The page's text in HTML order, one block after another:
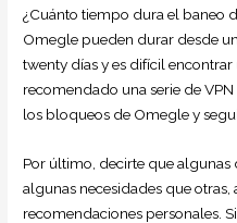
¿Cuánto tiempo dura el baneo
Omegle pueden durar desde
twenty días y es difícil
recomendado una serie de
los bloqueos de Omegle y
Por último, decirte que algunas
algunas necesidades que otras,
recomendaciones personales.